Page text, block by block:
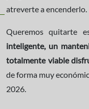
atreverte a encenderlo.
Queremos quitarte
inteligente, un
totalmente viable
de forma muy
2026.